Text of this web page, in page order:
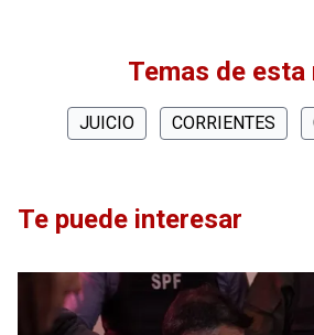
Temas de esta
JUICIO CORRIENTES
Te puede interesar